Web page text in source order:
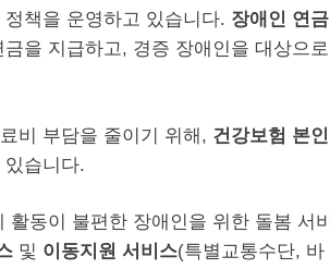
책을 운영하고 있습니다. 장애인 연금
을 지급하고, 경증 장애인을 대상으로
비 부담을 줄이기 위해, 건강보험 본인
있습니다.
활동이 불편한 장애인을 위한 돌봄 서비
및 이동지원 서비스(특별교통수단, 바